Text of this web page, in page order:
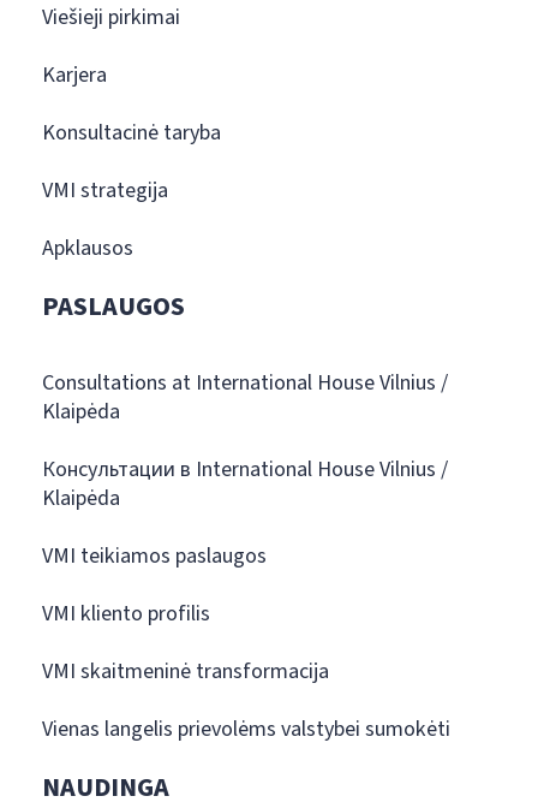
Viešieji pirkimai
Karjera
Konsultacinė taryba
VMI strategija
Apklausos
PASLAUGOS
Consultations at International House Vilnius /
Klaipėda
Консультации в International House Vilnius /
Klaipėda
VMI teikiamos paslaugos
VMI kliento profilis
VMI skaitmeninė transformacija
Vienas langelis prievolėms valstybei sumokėti
NAUDINGA